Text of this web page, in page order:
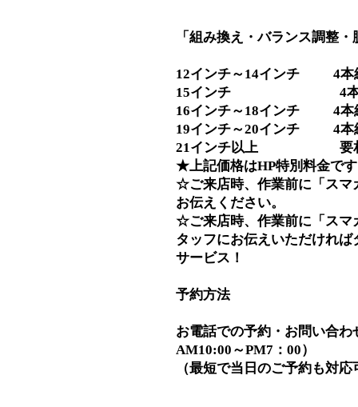
「組み換え・バランス調整・
12インチ～14インチ 4本
15インチ 4本組替
16インチ～18インチ 4本
19インチ～20インチ 4本
21インチ以上 要
★上記価格はHP特別料金で
☆ご来店時、作業前に「スマ
お伝えください。
☆ご来店時、作業前に「スマ
タッフにお伝えいただけれ
サービス！
予約方法
お電話での予約・お問い合
AM10:00～PM7：00）
（最短で当日のご予約も対